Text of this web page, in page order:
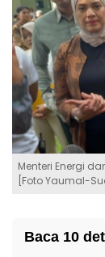
Menteri Energi
[Foto Yaumal-
Baca 10